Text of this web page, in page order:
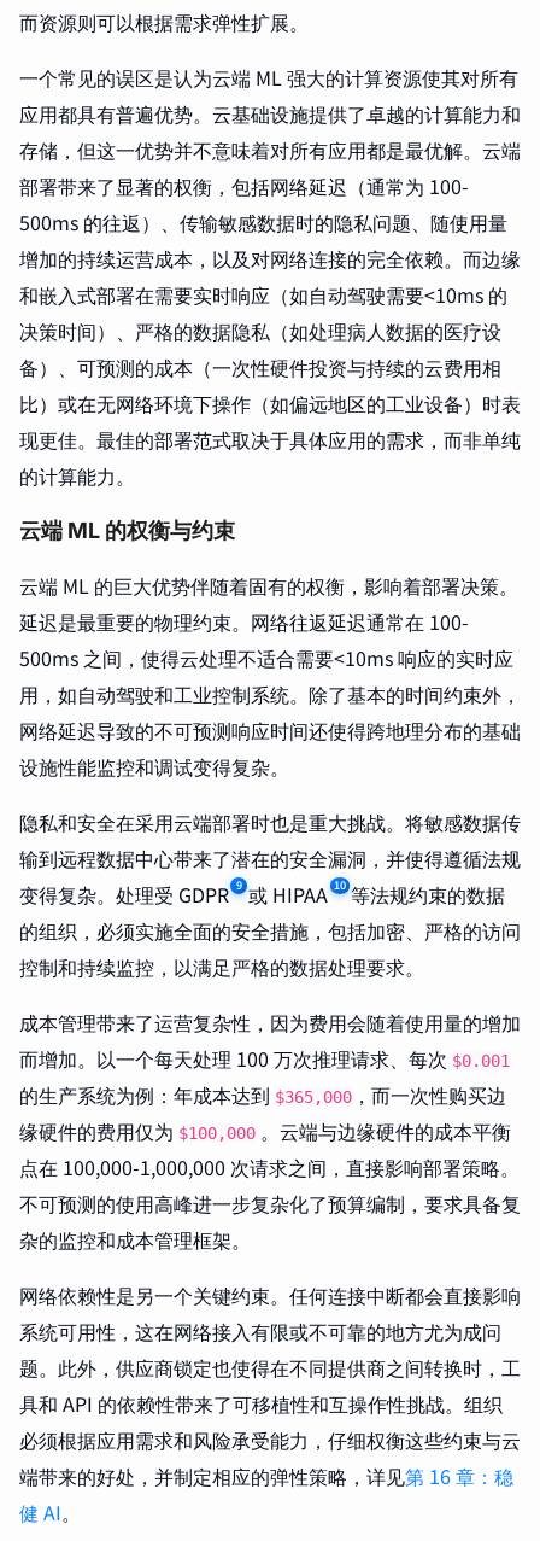
而资源则可以根据需求弹性扩展。
一个常见的误区是认为云端 ML 强大的计算资源使其对所有
应用都具有普遍优势。云基础设施提供了卓越的计算能力和
存储，但这一优势并不意味着对所有应用都是最优解。云端
部署带来了显著的权衡，包括网络延迟（通常为 100-
500ms 的往返）、传输敏感数据时的隐私问题、随使用量
增加的持续运营成本，以及对网络连接的完全依赖。而边缘
和嵌入式部署在需要实时响应（如自动驾驶需要<10ms 的
决策时间）、严格的数据隐私（如处理病人数据的医疗设
备）、可预测的成本（一次性硬件投资与持续的云费用相
比）或在无网络环境下操作（如偏远地区的工业设备）时表
现更佳。最佳的部署范式取决于具体应用的需求，而非单纯
的计算能力。
云端 ML 的权衡与约束
云端 ML 的巨大优势伴随着固有的权衡，影响着部署决策。
延迟是最重要的物理约束。网络往返延迟通常在 100-
500ms 之间，使得云处理不适合需要<10ms 响应的实时应
用，如自动驾驶和工业控制系统。除了基本的时间约束外，
网络延迟导致的不可预测响应时间还使得跨地理分布的基础
设施性能监控和调试变得复杂。
隐私和安全在采用云端部署时也是重大挑战。将敏感数据传
输到远程数据中心带来了潜在的安全漏洞，并使得遵循法规
变得复杂。处理受 GDPR 9 或 HIPAA 10 等法规约束的数据
的组织，必须实施全面的安全措施，包括加密、严格的访问
控制和持续监控，以满足严格的数据处理要求。
成本管理带来了运营复杂性，因为费用会随着使用量的增加
而增加。以一个每天处理 100 万次推理请求、每次 $0.001
的生产系统为例：年成本达到 $365,000 ，而一次性购买边
缘硬件的费用仅为 $100,000 。云端与边缘硬件的成本平衡
点在 100,000-1,000,000 次请求之间，直接影响部署策略。
不可预测的使用高峰进一步复杂化了预算编制，要求具备复
杂的监控和成本管理框架。
网络依赖性是另一个关键约束。任何连接中断都会直接影响
系统可用性，这在网络接入有限或不可靠的地方尤为成问
题。此外，供应商锁定也使得在不同提供商之间转换时，工
具和 API 的依赖性带来了可移植性和互操作性挑战。组织
必须根据应用需求和风险承受能力，仔细权衡这些约束与云
端带来的好处，并制定相应的弹性策略，详见第 16 章：稳
健 AI。